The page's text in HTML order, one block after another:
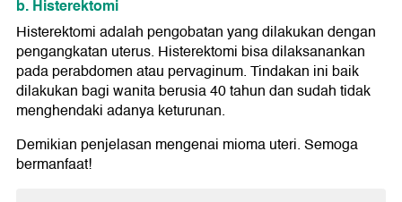
b. Histerektomi
Histerektomi adalah pengobatan yang dilakukan dengan
pengangkatan uterus. Histerektomi bisa dilaksanankan
pada perabdomen atau pervaginum. Tindakan ini baik
dilakukan bagi wanita berusia 40 tahun dan sudah tidak
menghendaki adanya keturunan.
Demikian penjelasan mengenai mioma uteri. Semoga
bermanfaat!